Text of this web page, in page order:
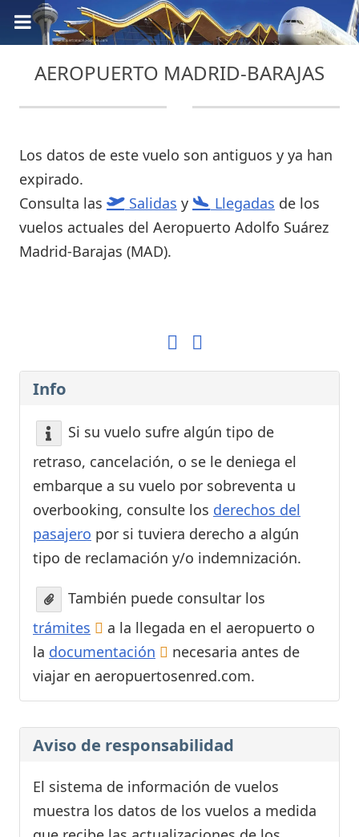
AEROPUERTO MADRID-BARAJAS
Los datos de este vuelo son antiguos y ya han
expirado.
Consulta las
Salidas y Llegadas de los
vuelos actuales del Aeropuerto Adolfo Suárez
Madrid-Barajas (MAD).
Info
Si su vuelo sufre algún tipo de
retraso, cancelación, o se le deniega el
embarque a su vuelo por sobreventa u
overbooking, consulte los derechos del
pasajero por si tuviera derecho a algún
tipo de reclamación y/o indemnización.
También puede consultar los
trámites
a la llegada en el aeropuerto o
la documentación
necesaria antes de
viajar en aeropuertosenred.com.
Aviso de responsabilidad
El sistema de información de vuelos
muestra los datos de los vuelos a medida